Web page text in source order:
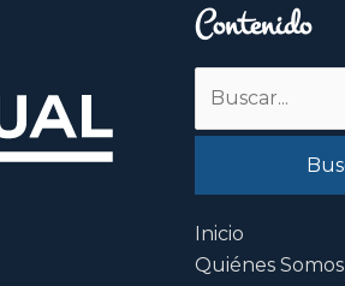
Contenido
Inicio
Quiénes Somos